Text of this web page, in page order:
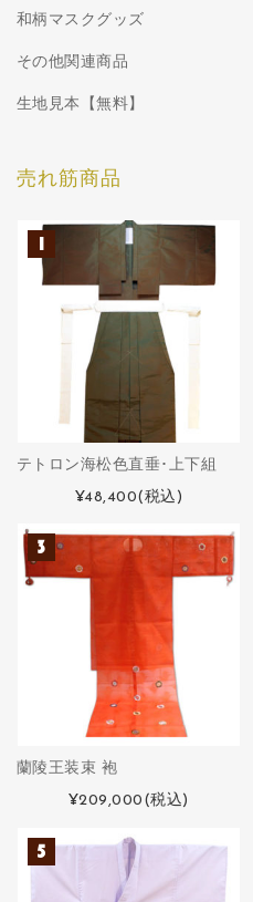
和柄マスクグッズ
その他関連商品
生地見本【無料】
売れ筋商品
テトロン海松色直垂･上下組
¥48,400(税込)
蘭陵王装束 袍
¥209,000 (税込)